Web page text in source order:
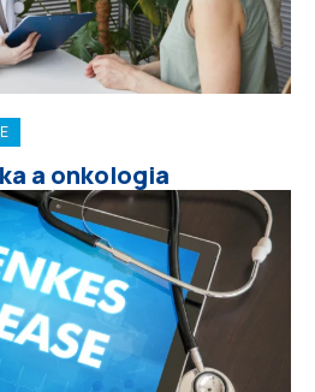
a onkologia